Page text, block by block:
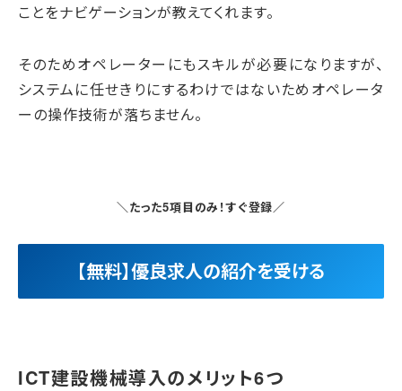
ことをナビゲーションが教えてくれます。
そのためオペレーターにもスキルが必要になりますが、
システムに任せきりにするわけではないためオペレータ
ーの操作技術が落ちません。
＼たった5項目のみ！すぐ登録／
【無料】優良求人の紹介を受ける
ICT建設機械導入のメリット6つ